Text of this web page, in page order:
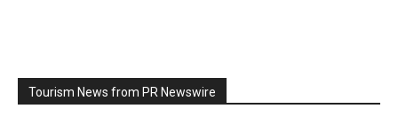
Tourism News from PR Newswire